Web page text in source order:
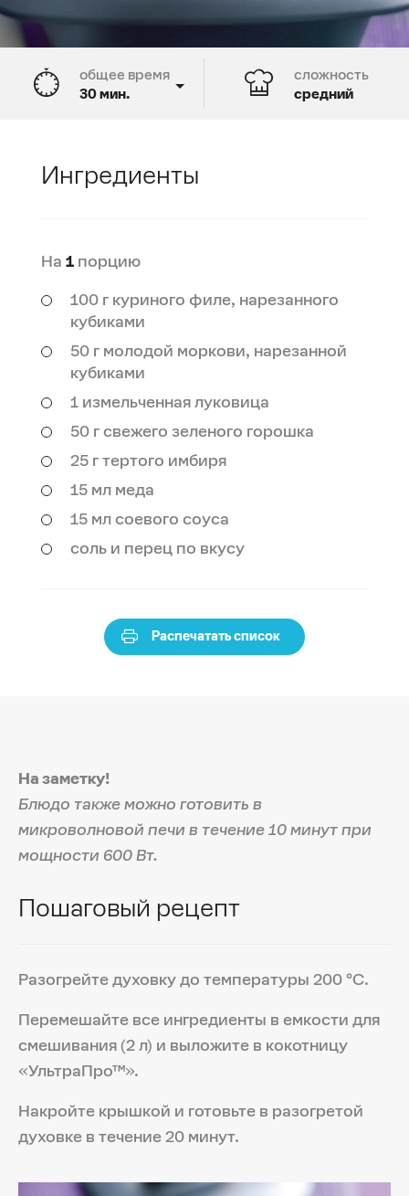
общее время
30 мин.
сложность
средний
На заметку!
Блюдо также можно готовить в
микроволновой печи в течение 10 минут при
мощности 600 Вт.
Пошаговый рецепт
Разогрейте духовку до температуры 200 °С.
Перемешайте все ингредиенты в емкости для
смешивания (2 л) и выложите в кокотницу
«УльтраПро™».
Накройте крышкой и готовьте в разогретой
духовке в течение 20 минут.
Ингредиенты
На 1порцию
100 г куриного филе, нарезанного
кубиками
50 г молодой моркови, нарезанной
кубиками
1 измельченная луковица
50 г свежего зеленого горошка
25 г тертого имбиря
15 мл меда
15 мл соевого соуса
соль и перец по вкусу
Распечатать список